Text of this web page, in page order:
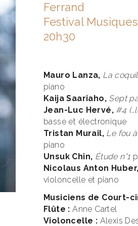
Ferrand
Festival
20h30
Mauro Lanza, La
piano
Kaija Saariaho, Sept
Jean-Luc Hervé, #4
basse et électronique
Tristan Murail, Le fou
piano
Unsuk Chin, Étude n°1
Nicolaus Anton Huber,
violoncelle et piano
Musiciens de Court-
Flûte : Anne Cartel
Violoncelle : Alexis